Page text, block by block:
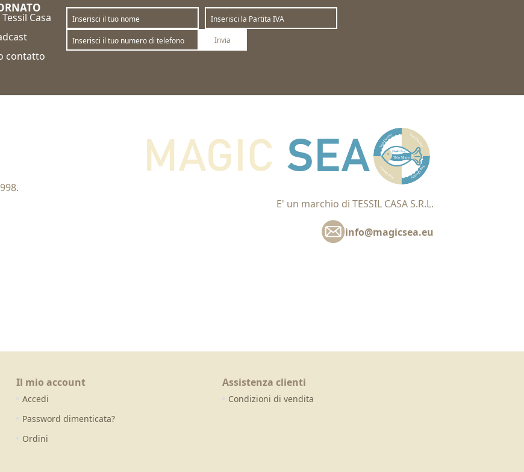
Casa
contatto
Invia
E' un marchio di TESSIL CASA S.R.L.
info@magicsea.eu
Il mio account
Accedi
Password dimenticata?
Ordini
Assistenza clienti
Condizioni di vendita